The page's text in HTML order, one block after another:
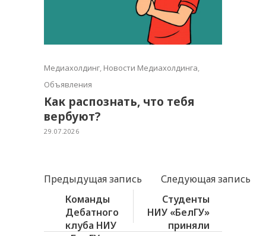
Медиахолдинг, Новости Медиахолдинга,
Объявления
Как распознать, что тебя
вербуют?
29.07.2026
Предыдущая запись
Следующая запись
Команды
Дебатного
клуба НИУ
Студенты
НИУ «БелГУ»
приняли